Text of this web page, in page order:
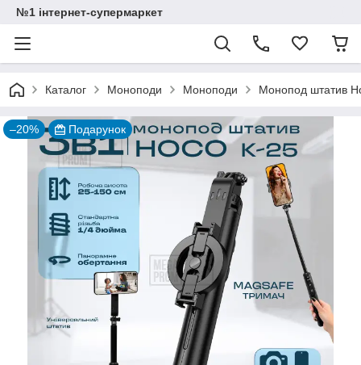
№1 інтернет-супермаркет
Каталог Моноподи Моноподи Монопод штатив
–20% Подарунок